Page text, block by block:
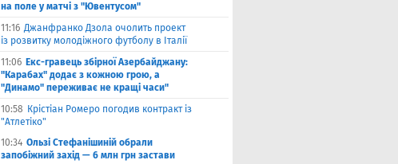
на поле у ​​матчі з "Ювентусом"
11:16 Джанфранко Дзола очолить проект
із розвитку молодіжного футболу в Італії
11:06 Екс-гравець збірної Азербайджану:
"Карабах" додає з кожною грою, а
"Динамо" переживає не кращі часи"
10:58 Крістіан Ромеро погодив контракт із
"Атлетіко"
10:34 Ользі Стефанішиній обрали
запобіжний захід — 6 млн грн застави